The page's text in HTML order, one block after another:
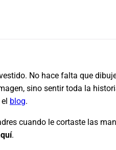
No hace falta que
sino sentir toda la
blog.
cuando le cortaste las
.